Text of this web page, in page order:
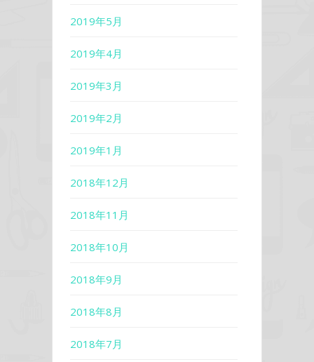
2019年5月
2019年4月
2019年3月
2019年2月
2019年1月
2018年12月
2018年11月
2018年10月
2018年9月
2018年8月
2018年7月